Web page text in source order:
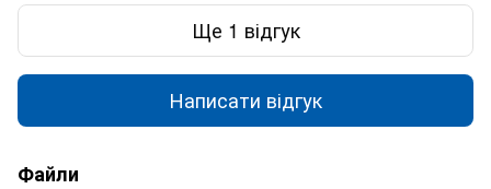
Ще 1 відгук
Написати відгук
Файли